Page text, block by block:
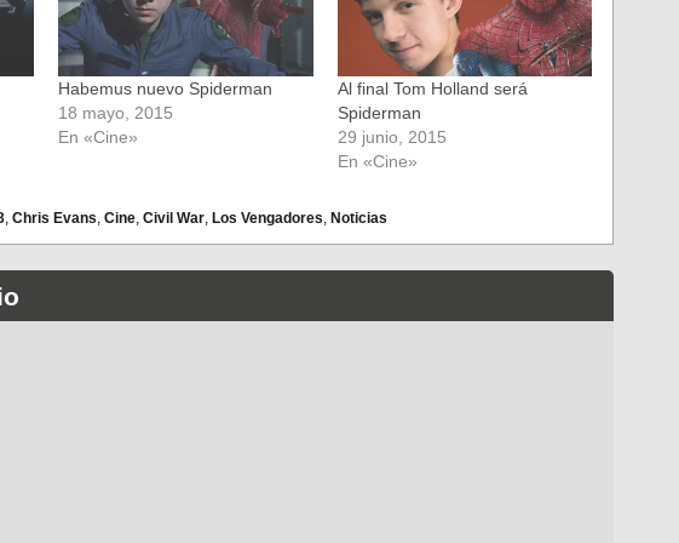
Habemus nuevo Spiderman
18 mayo, 2015
En «Cine»
Al final Tom Holland será
Spiderman
29 junio, 2015
En «Cine»
, Chris Evans, Cine, Civil War, Los Vengadores, Noticias